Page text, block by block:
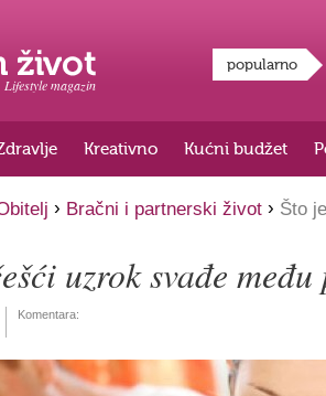
Lifestyle magazin
popularno
Kreativno Kućni budžet
› Bračni i partnerski život › Što
uzrok svađe
Komentara: